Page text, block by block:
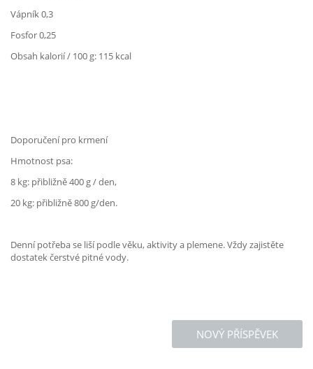
Vápník 0,3
Fosfor 0,25
Obsah kalorií / 100 g: 115 kcal
Doporučení pro krmení
Hmotnost psa:
8 kg: přibližně 400 g / den,
20 kg: přibližně 800 g/den.
Denní potřeba se liší podle věku, aktivity a plemene. Vždy zajistěte
dostatek čerstvé pitné vody.
NOVÝ PŘÍSPĚVEK